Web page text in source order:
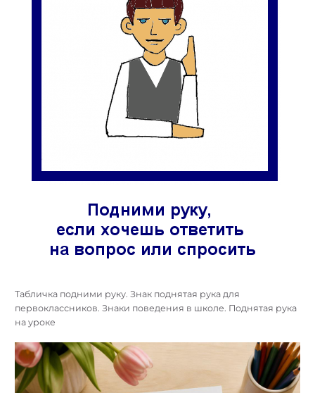
Табличка подними руку. Знак поднятая рука для
первоклассников. Знаки поведения в школе. Поднятая рука
на уроке